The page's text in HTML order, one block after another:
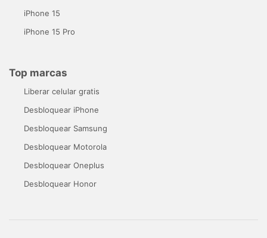
iPhone 15
iPhone 15 Pro
Top marcas
Liberar celular gratis
Desbloquear iPhone
Desbloquear Samsung
Desbloquear Motorola
Desbloquear Oneplus
Desbloquear Honor